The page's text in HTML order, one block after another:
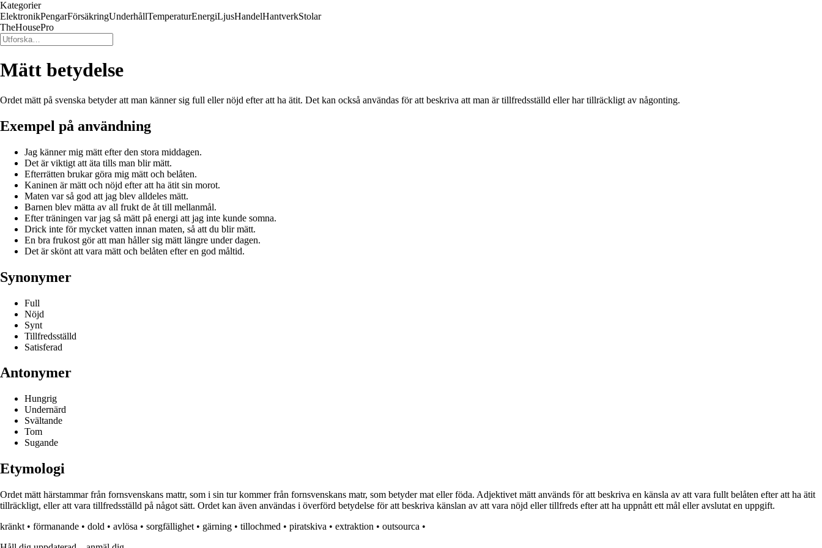
Kategorier
ElektronikPengarFörsäkringUnderhållTemperaturEnergiLjusHandelHantverkStolar
TheHousePro
Mätt betydelse
Ordet mätt på svenska betyder att man känner sig full eller nöjd efter att ha ätit. Det kan också användas för att beskriva att man är tillfredsställd eller har tillräckligt av någonting.
Exempel på användning
Jag känner mig mätt efter den stora middagen.
Det är viktigt att äta tills man blir mätt.
Efterrätten brukar göra mig mätt och belåten.
Kaninen är mätt och nöjd efter att ha ätit sin morot.
Maten var så god att jag blev alldeles mätt.
Barnen blev mätta av all frukt de åt till mellanmål.
Efter träningen var jag så mätt på energi att jag inte kunde somna.
Drick inte för mycket vatten innan maten, så att du blir mätt.
En bra frukost gör att man håller sig mätt längre under dagen.
Det är skönt att vara mätt och belåten efter en god måltid.
Synonymer
Full
Nöjd
Synt
Tillfredsställd
Satisferad
Antonymer
Hungrig
Undernärd
Svältande
Tom
Sugande
Etymologi
Ordet mätt härstammar från fornsvenskans mattr, som i sin tur kommer från fornsvenskans matr, som betyder mat eller föda. Adjektivet mätt används för att beskriva en känsla av att vara fullt belåten efter att ha ätit
tillräckligt, eller att vara tillfredsställd på något sätt. Ordet kan även användas i överförd betydelse för att beskriva känslan av att vara nöjd eller tillfreds efter att ha uppnått ett mål eller avslutat en uppgift.
kränkt • förmanande • dold • avlösa • sorgfällighet • gärning • tillochmed • piratskiva • extraktion • outsourca •